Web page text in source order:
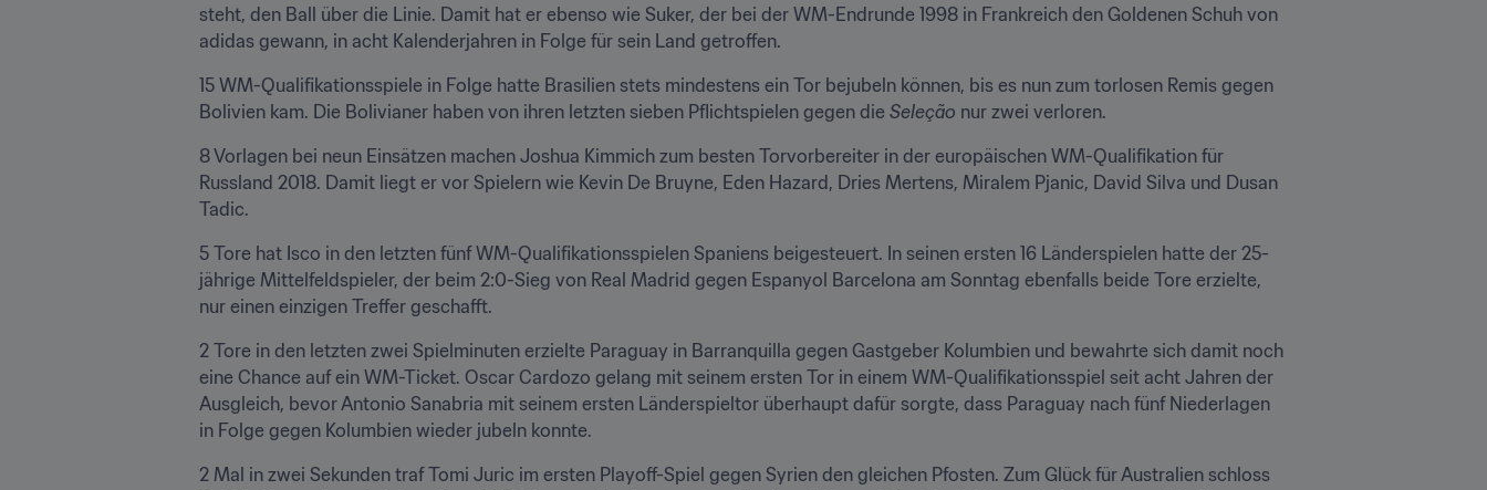
steht, den Ball über die Linie. Damit hat er ebenso wie Suker, der bei der WM-Endrunde 1998 in Frankreich den Goldenen Schuh von
adidas gewann, in acht Kalenderjahren in Folge für sein Land getroffen.
15 WM-Qualifikationsspiele in Folge hatte Brasilien stets mindestens ein Tor bejubeln können, bis es nun zum torlosen Remis gegen
Bolivien kam. Die Bolivianer haben von ihren letzten sieben Pflichtspielen gegen die Seleção nur zwei verloren.
8 Vorlagen bei neun Einsätzen machen Joshua Kimmich zum besten Torvorbereiter in der europäischen WM-Qualifikation für
Russland 2018. Damit liegt er vor Spielern wie Kevin De Bruyne, Eden Hazard, Dries Mertens, Miralem Pjanic, David Silva und Dusan
Tadic.
5 Tore hat Isco in den letzten fünf WM-Qualifikationsspielen Spaniens beigesteuert. In seinen ersten 16 Länderspielen hatte der 25-
jährige Mittelfeldspieler, der beim 2:0-Sieg von Real Madrid gegen Espanyol Barcelona am Sonntag ebenfalls beide Tore erzielte,
nur einen einzigen Treffer geschafft.
2 Tore in den letzten zwei Spielminuten erzielte Paraguay in Barranquilla gegen Gastgeber Kolumbien und bewahrte sich damit noch
eine Chance auf ein WM-Ticket. Oscar Cardozo gelang mit seinem ersten Tor in einem WM-Qualifikationsspiel seit acht Jahren der
Ausgleich, bevor Antonio Sanabria mit seinem ersten Länderspieltor überhaupt dafür sorgte, dass Paraguay nach fünf Niederlagen
in Folge gegen Kolumbien wieder jubeln konnte.
2 Mal in zwei Sekunden traf Tomi Juric im ersten Playoff-Spiel gegen Syrien den gleichen Pfosten. Zum Glück für Australien schloss